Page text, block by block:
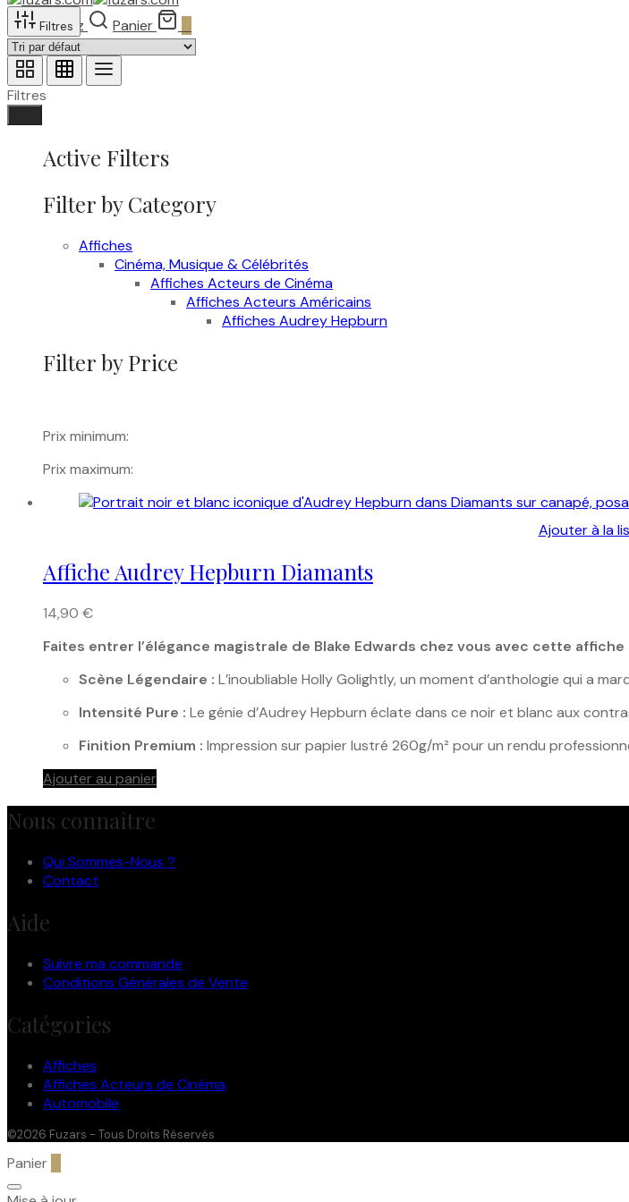
Recherchez Panier
Filtres
Filtres
Active Filters
Filter by Category
Affiches
Cinéma, Musique & Célébrités
Affiches Acteurs de Cinéma
Affiches Acteurs Américains
Affiches Audrey Hepburn
Filter by Price
Prix minimum:
Prix maximum:
Ajouter à la
Affiche Audrey Hepburn Diamants
14,90 €
Faites entrer l’élégance magistrale de Blake Edwards chez vous avec cette
Scène Légendaire : L’inoubliable Holly Golightly, un moment d’anthologie qui a
Intensité Pure : Le génie d’Audrey Hepburn éclate dans ce noir et blanc aux
Finition Premium : Impression sur papier lustré 260g/m² pour un rendu
Ajouter au panier
Nous connaître
Qui Sommes-Nous ?
Contact
Aide
Suivre ma commande
Conditions Générales de Vente
Catégories
Affiches
Affiches Acteurs de Cinéma
Automobile
©2026 Fuzars - Tous Droits Réservés
Panier